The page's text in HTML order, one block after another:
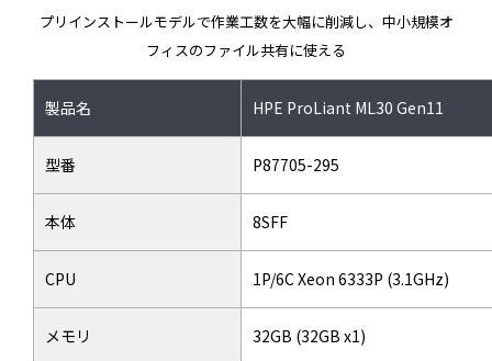
プリインストールモデルで作業工数を大幅に削減し、中小規模オ
フィスのファイル共有に使える
製品名 HPE ProLiant ML30 Gen11
型番 P87705-295
本体 8SFF
CPU 1P/6C Xeon 6333P (3.1GHz)
メモリ 32GB (32GB x1)